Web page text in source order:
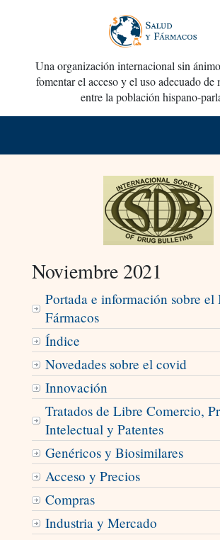
Una organización internacional sin
fomentar el acceso y el uso adecuado de
entre la población hispano-
Noviembre 2021
Portada e información sobre el
Fármacos
Índice
Novedades sobre el covid
Innovación
Tratados de Libre Comercio,
Intelectual y Patentes
Genéricos y Biosimilares
Acceso y Precios
Compras
Industria y Mercado